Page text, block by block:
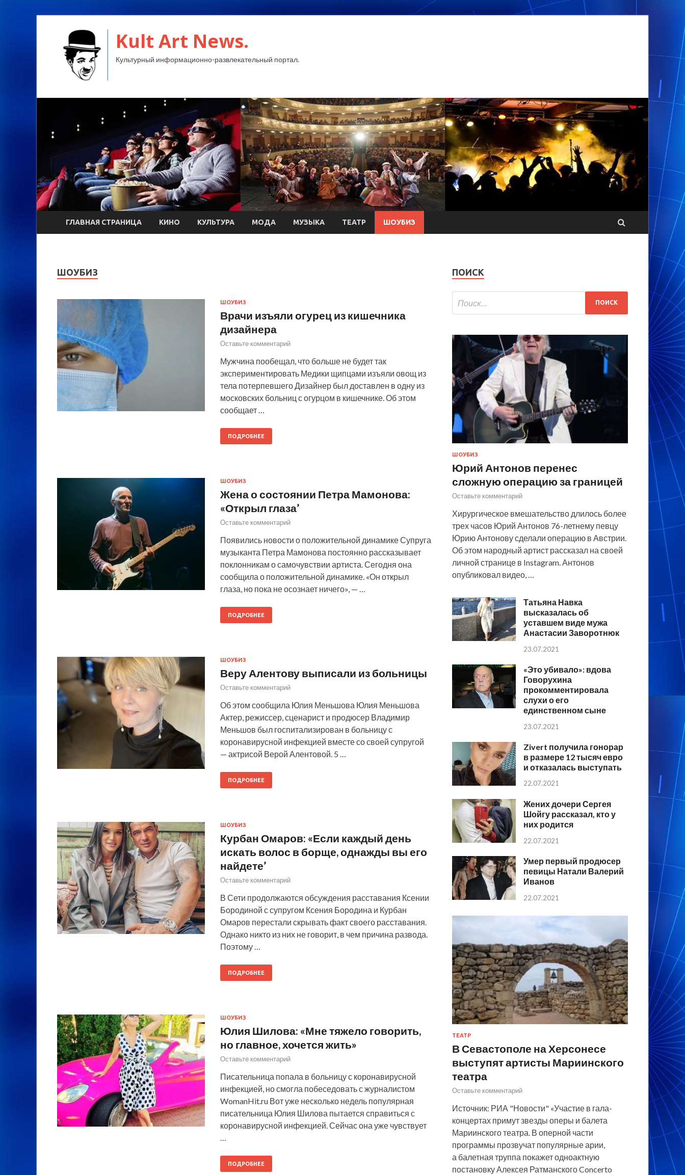
Kult Art News.
Культурный информационно-развлекательный портал.
ГЛАВНАЯ СТРАНИЦА КИНО КУЛЬТУРА МОДА МУЗЫКА ТЕАТР ШОУБИЗ
ШОУБИЗ
ШОУБИЗ
Врачи изъяли огурец из кишечника
дизайнера
Оставьте комментарий
Мужчина пообещал, что больше не будет так
экспериментировать Медики щипцами изъяли овощ из
тела потерпевшего Дизайнер был доставлен в одну из
московских больниц с огурцом в кишечнике. Об этом
сообщает …
ПОДРОБНЕЕ
ШОУБИЗ
Жена о состоянии Петра Мамонова:
«Открыл глаза’
Оставьте комментарий
Появились новости о положительной динамике Супруга
музыканта Петра Мамонова постоянно рассказывает
поклонникам о самочувствии артиста. Сегодня она
сообщила о положительной динамике. «Он открыл
глаза, но пока не осознает ничего», — …
ПОДРОБНЕЕ
ШОУБИЗ
Веру Алентову выписали из больницы
Оставьте комментарий
Об этом сообщила Юлия Меньшова Юлия Меньшова
Актер, режиссер, сценарист и продюсер Владимир
Меньшов был госпитализирован в больницу с
коронавирусной инфекцией вместе со своей супругой
— актрисой Верой Алентовой. 5 …
ПОДРОБНЕЕ
ШОУБИЗ
Курбан Омаров: «Если каждый день
искать волос в борще, однажды вы его
найдете’
Оставьте комментарий
В Сети продолжаются обсуждения расставания Ксении
Бородиной с супругом Ксения Бородина и Курбан
Омаров перестали скрывать факт своего расставания.
Однако никто из них не говорит, в чем причина развода.
Поэтому …
ПОДРОБНЕЕ
ШОУБИЗ
Юлия Шилова: «Мне тяжело говорить,
но главное, хочется жить»
Оставьте комментарий
Писательница попала в больницу с коронавирусной
инфекцией, но смогла побеседовать с журналистом
WomanHit.ru Вот уже несколько недель популярная
писательница Юлия Шилова пытается справиться с
коронавирусной инфекцией. Сейчас она уже чувствует
…
ПОДРОБНЕЕ
ПОИСК
ШОУБИЗ
Юрий Антонов перенес
сложную операцию за границей
Оставьте комментарий
Хирургическое вмешательство длилось более
трех часов Юрий Антонов 76-летнему певцу
Юрию Антонову сделали операцию в Австрии.
Об этом народный артист рассказал на своей
личной странице в Instagram. Антонов
опубликовал видео, …
Татьяна Навка
высказалась об
уставшем виде мужа
Анастасии Заворотнюк
23.07.2021
«Это убивало»: вдова
Говорухина
прокомментировала
слухи о его
единственном сыне
23.07.2021
Zivert получила гонорар
в размере 12 тысяч евро
и отказалась выступать
22.07.2021
Жених дочери Сергея
Шойгу рассказал, кто у
них родится
22.07.2021
Умер первый продюсер
певицы Натали Валерий
Иванов
22.07.2021
ТЕАТР
В Севастополе на Херсонесе
выступят артисты Мариинского
театра
Оставьте комментарий
Источник: РИА "Новости" «Участие в гала-
концертах примут звезды оперы и балета
Мариинского театра. В оперной части
программы прозвучат популярные арии,
а балетная труппа покажет одноактную
постановку Алексея Ратманского Concerto